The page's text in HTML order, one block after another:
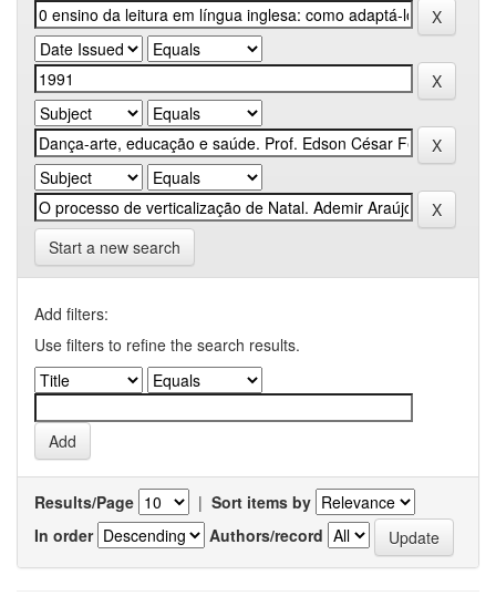
Start a new search
Add filters:
Use filters to refine the search results.
Results/Page | Sort items by
In order
Authors/record